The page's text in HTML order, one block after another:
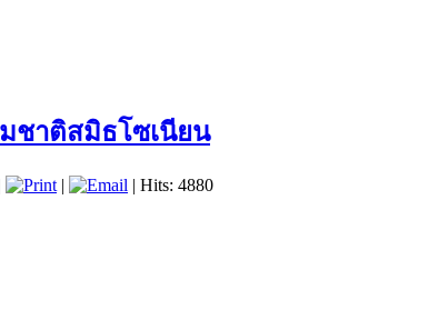
ชาติสมิธโซเนียน
| | Hits: 4880